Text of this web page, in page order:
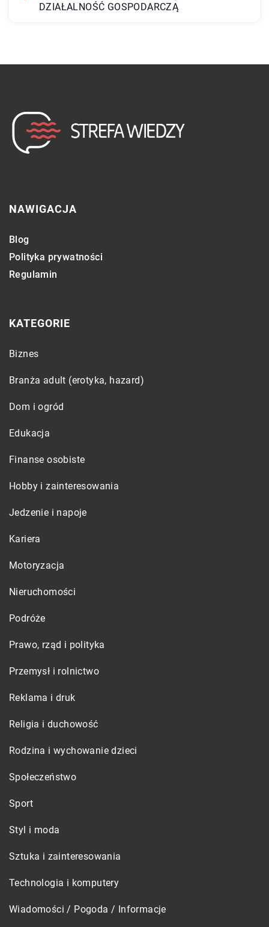
DZIAŁALNOŚĆ GOSPODARCZĄ
NAWIGACJA
Blog
Polityka prywatności
Regulamin
KATEGORIE
Biznes
Branża adult (erotyka, hazard)
Dom i ogród
Edukacja
Finanse osobiste
Hobby i zainteresowania
Jedzenie i napoje
Kariera
Motoryzacja
Nieruchomości
Podróże
Prawo, rząd i polityka
Przemysł i rolnictwo
Reklama i druk
Religia i duchowość
Rodzina i wychowanie dzieci
Społeczeństwo
Sport
Styl i moda
Sztuka i zainteresowania
Technologia i komputery
Wiadomości / Pogoda / Informacje